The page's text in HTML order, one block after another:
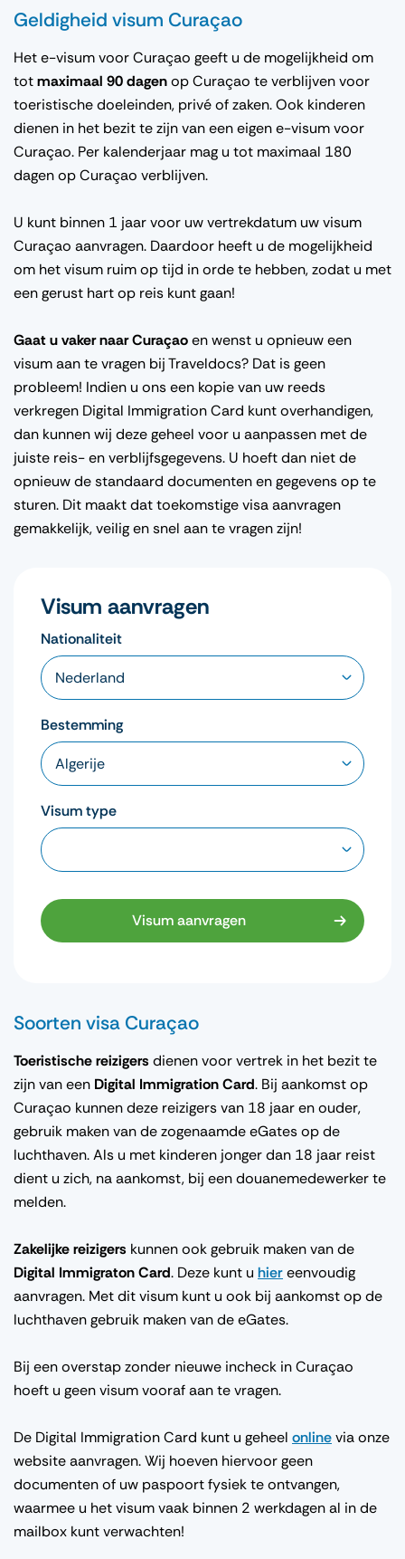
Geldigheid visum Curaçao
Het e-visum voor Curaçao geeft u de mogelijkheid om
totmaximaal 90 dagenop Curaçao te verblijven voor
toeristische doeleinden, privé of zaken. Ook kinderen
dienen in het bezit te zijn van een eigen e-visum voor
Curaçao. Per kalenderjaar mag u tot maximaal 180
dagen op Curaçao verblijven.
U kunt binnen 1 jaar voor uw vertrekdatum uw visum
Curaçao aanvragen. Daardoor heeft u de mogelijkheid
om het visum ruim op tijd in orde te hebben, zodat u met
een gerust hart op reis kunt gaan!
Gaat u vaker naar Curaçaoen wenst u opnieuw een
visum aan te vragen bij Traveldocs? Dat is geen
probleem! Indien u ons een kopie van uw reeds
verkregen Digital Immigration Card kunt overhandigen,
dan kunnen wij deze geheel voor u aanpassen met de
juiste reis- en verblijfsgegevens. U hoeft dan niet de
opnieuw de standaard documenten en gegevens op te
sturen. Dit maakt dat toekomstige visa aanvragen
gemakkelijk, veilig en snel aan te vragen zijn!
Visum aanvragen
Nationaliteit
Bestemming
Visum type
Visum aanvragen
Soorten visa Curaçao
Toeristische reizigers dienen voor vertrek in het bezit te
zijn van een Digital Immigration Card. Bij aankomst op
Curaçao kunnen deze reizigers van 18 jaar en ouder,
gebruik maken van de zogenaamde eGates op de
luchthaven. Als u met kinderen jonger dan 18 jaar reist
dient u zich, na aankomst, bij een douanemedewerker te
melden.
Zakelijke reizigers kunnen ook gebruik maken van de
Digital Immigraton Card. Deze kunt u hiereenvoudig
aanvragen. Met dit visum kunt u ook bij aankomst op de
luchthaven gebruik maken van de eGates.
Bij een overstap zonder nieuwe incheck in Curaçao
hoeft u geen visum vooraf aan te vragen.
De Digital Immigration Card kunt u geheel onlinevia onze
website aanvragen. Wij hoeven hiervoor geen
documenten of uw paspoort fysiek te ontvangen,
waarmee u het visum vaak binnen 2 werkdagen al in de
mailbox kunt verwachten!